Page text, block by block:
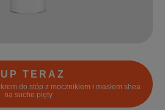
TERAZ
do stóp z mocznikiem i masłem shea
na suche pięty